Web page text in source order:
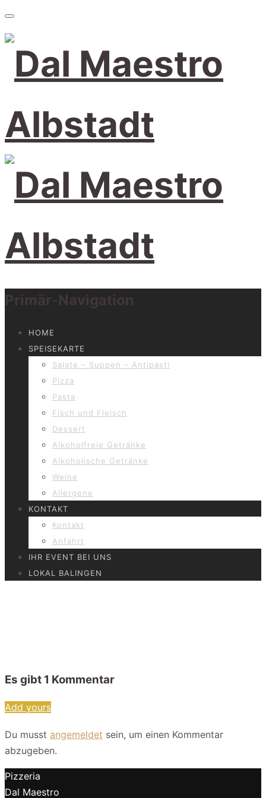
Primär-Navigation
HOME
SPEISEKARTE
Salate – Suppen – Antipasti
Pizza
Pasta
Fisch und Fleisch
Dessert
Alkoholfreie Getränke
Alkoholische Getränke
Weine
Allergene
KONTAKT
Kontakt
Anfahrt
IHR EVENT BEI UNS
LOKAL BALINGEN
Es gibt 1 Kommentar
Add yours
Du musst angemeldet sein, um einen Kommentar
abzugeben.
Pizzeria
Dal Maestro